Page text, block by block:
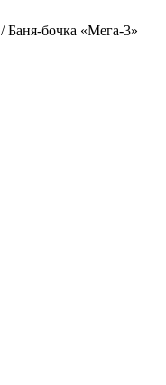
/ Баня-бочка «Мега-3»